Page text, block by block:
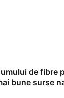
de fibre
bune surse